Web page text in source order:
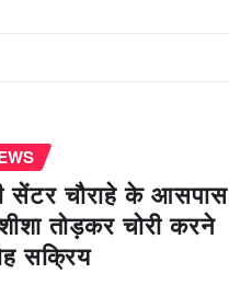
सेंटर चौराहे के आसपास
तोड़कर चोरी करने
सक्रिय